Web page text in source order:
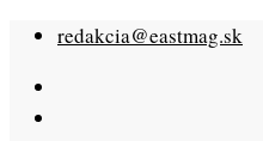
Skip
content
redakcia@eastmag.sk